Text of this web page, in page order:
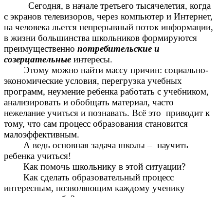
Сегодня, в начале третьего тысячелетия, когда
с экранов телевизоров, через компьютер и Интернет,
на человека льется непрерывный поток информации,
в жизни большинства школьников формируются
преимущественно потребительские и
созерцательные интересы.
Этому можно найти массу причин: социально-
экономические условия, перегрузка учебных
программ, неумение ребенка работать с учебником,
анализировать и обобщать материал, часто
нежелание учиться и познавать. Всё это приводит к
тому, что сам процесс образования становится
малоэффективным.
А ведь основная задача школы – научить
ребенка учиться!
Как помочь школьнику в этой ситуации?
Как сделать образовательный процесс
интересным, позволяющим каждому ученику